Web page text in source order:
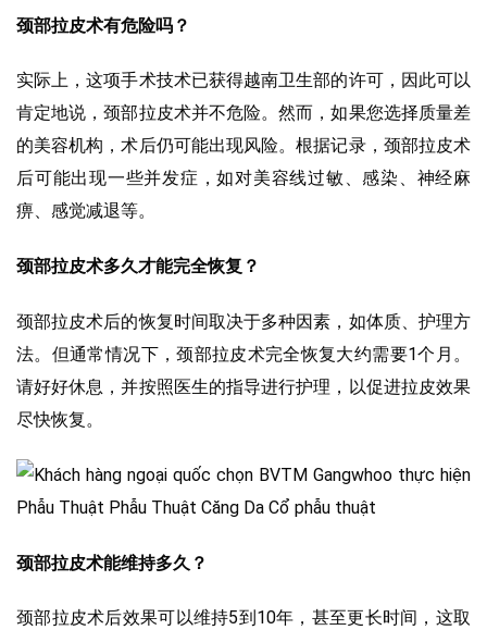
颈部拉皮术有危险吗？
实际上，这项手术技术已获得越南卫生部的许可，因此可以
肯定地说，颈部拉皮术并不危险。然而，如果您选择质量差
的美容机构，术后仍可能出现风险。根据记录，颈部拉皮术
后可能出现一些并发症，如对美容线过敏、感染、神经麻
痹、感觉减退等。
颈部拉皮术多久才能完全恢复？
颈部拉皮术后的恢复时间取决于多种因素，如体质、护理方
法。但通常情况下，颈部拉皮术完全恢复大约需要1个月。
请好好休息，并按照医生的指导进行护理，以促进拉皮效果
尽快恢复。
颈部拉皮术能维持多久？
颈部拉皮术后效果可以维持5到10年，甚至更长时间，这取